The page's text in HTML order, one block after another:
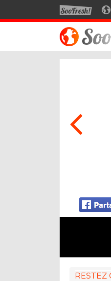
RESTEZ